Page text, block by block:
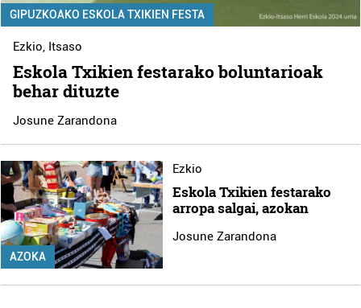
GIPUZKOAKO ESKOLA TXIKIEN FESTA
Ezkio, Itsaso
Eskola Txikien festarako boluntarioak
behar dituzte
Josune Zarandona
AZOKA
Ezkio
Eskola Txikien festarako
arropa salgai, azokan
Josune Zarandona